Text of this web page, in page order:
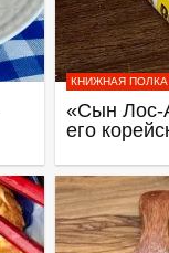
КНИЖНАЯ ПОЛКА
«Сын Лос-
его